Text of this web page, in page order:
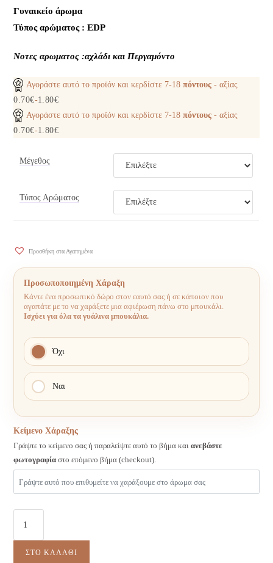
Γυναικείο άρωμα
Τύπος αρώματος : ΕDP
Nοτες αρωματος :αχλάδι και Περγαμόντο
Αγοράστε αυτό το προϊόν και κερδίστε 7-18 πόντους - αξίας
0.70€-1.80€
Αγοράστε αυτό το προϊόν και κερδίστε 7-18 πόντους - αξίας
0.70€-1.80€
Μέγεθος
Τύπος Αρώματος
Προσθήκη στα Αγαπημένα
Προσωποποιημένη Χάραξη
Κάντε ένα προσωπικό δώρο στον εαυτό σας ή σε κάποιον που
αγαπάτε με το να χαράξετε μια αφιέρωση πάνω στο μπουκάλι.
Ισχύει για όλα τα γυάλινα μπουκάλια.
Όχι
Ναι
Κείμενο Χάραξης
Γράψτε το κείμενο σας ή παραλείψτε αυτό το βήμα καιανεβάστε
φωτογραφία στο επόμενο βήμα (checkout).
ΣΤΟ ΚΑΛΆΘΙ